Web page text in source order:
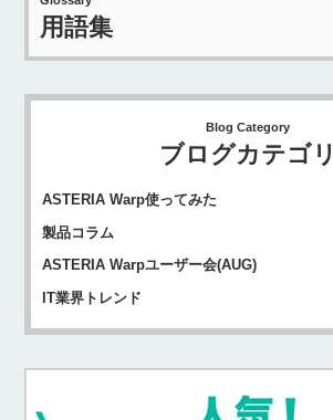
用語集
Blog Category
ブログカテゴリ
ASTERIA Warp使ってみた
製品コラム
ASTERIA Warpユーザー会(AUG)
IT業界トレンド